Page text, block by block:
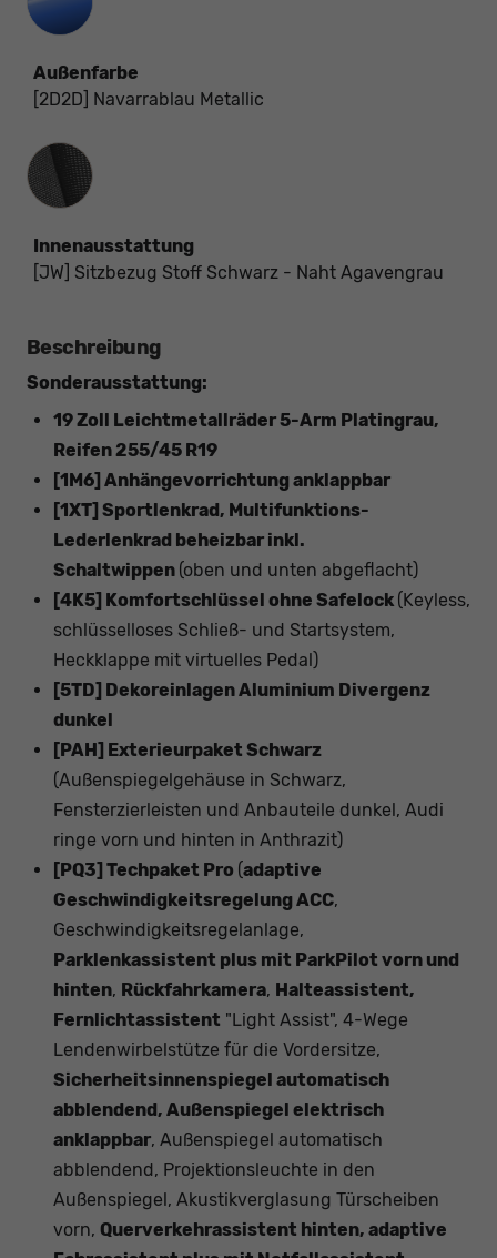
Außenfarbe
[2D2D] Navarrablau Metallic
Innenausstattung
Innenausstattung
[JW] Sitzbezug Stoff Schwarz - Naht Agavengrau
Beschreibung
Sonderausstattung:
19 Zoll Leichtmetallräder 5-Arm Platingrau,
Reifen 255/45 R19
[1M6] Anhängevorrichtung anklappbar
[1XT] Sportlenkrad, Multifunktions-
Lederlenkrad beheizbar inkl.
Schaltwippen (oben und unten abgeflacht)
[4K5] Komfortschlüssel ohne Safelock (Keyless,
schlüsselloses Schließ- und Startsystem,
Heckklappe mit virtuelles Pedal)
[5TD] Dekoreinlagen Aluminium Divergenz
dunkel
[PAH] Exterieurpaket Schwarz
(Außenspiegelgehäuse in Schwarz,
Fensterzierleisten und Anbauteile dunkel, Audi
ringe vorn und hinten in Anthrazit)
[PQ3] Techpaket Pro (adaptive
Geschwindigkeitsregelung ACC,
Geschwindigkeitsregelanlage,
Parklenkassistent plus mit ParkPilot vorn und
hinten, Rückfahrkamera, Halteassistent,
Fernlichtassistent "Light Assist", 4-Wege
Lendenwirbelstütze für die Vordersitze,
Sicherheitsinnenspiegel automatisch
abblendend, Außenspiegel elektrisch
anklappbar, Außenspiegel automatisch
abblendend, Projektionsleuchte in den
Außenspiegel, Akustikverglasung Türscheiben
vorn, Querverkehrassistent hinten, adaptive